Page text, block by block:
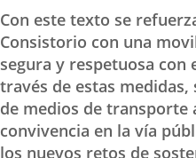
Con este texto se
Consistorio con una
segura y respetuosa con
través de estas
de medios de transporte
convivencia en la vía
los nuevos retos de